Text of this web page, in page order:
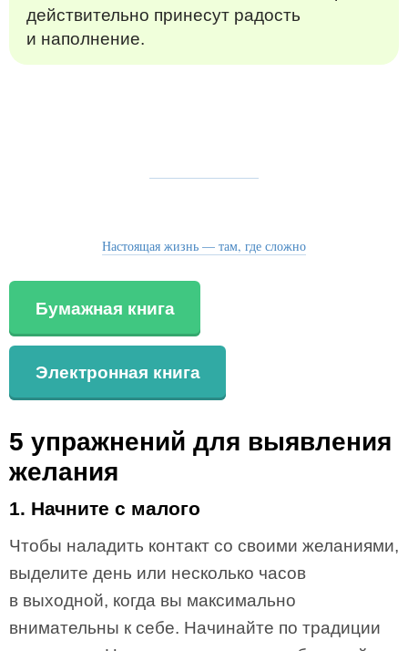
действительно принесут радость
и наполнение.
Настоящая жизнь — там, где сложно
Бумажная книга
Электронная книга
5 упражнений для выявления
желания
1. Начните с малого
Чтобы наладить контакт со своими желаниями,
выделите день или несколько часов
в выходной, когда вы максимально
внимательны к себе. Начинайте по традиции